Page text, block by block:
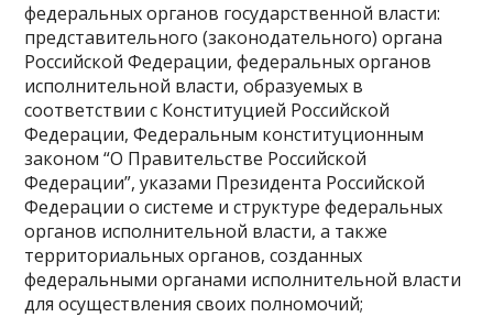
федеральных органов государственной власти:
представительного (законодательного) органа
Российской Федерации, федеральных органов
исполнительной власти, образуемых в
соответствии с Конституцией Российской
Федерации, Федеральным конституционным
законом “О Правительстве Российской
Федерации”, указами Президента Российской
Федерации о системе и структуре федеральных
органов исполнительной власти, а также
территориальных органов, созданных
федеральными органами исполнительной власти
для осуществления своих полномочий;